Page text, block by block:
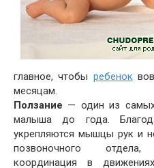
главное, чтобы ребенок
месяцам.
Ползание — один из
малыша до года.
укрепляются мышцы рук и
позвоночного отдела,
координация в